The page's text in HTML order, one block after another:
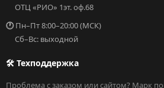
ОТЦ «РИО» 1эт. оф.68
🕐Пн–Пт 8:00–20:00 (МСК)
Сб–Вс: выходной
🛠 Техподдержка
Проблема с заказом или сайтом? Марк